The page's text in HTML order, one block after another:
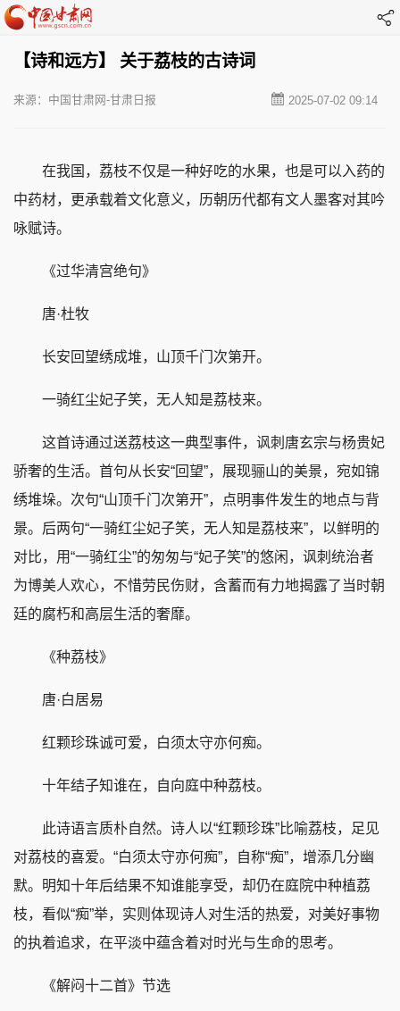
【诗和远方】 关于荔枝的古诗词
2025-07-02 09:14
来源：中国甘肃网-甘肃日报
在我国，荔枝不仅是一种好吃的水果，也是可以入药的
中药材，更承载着文化意义，历朝历代都有文人墨客对其吟
咏赋诗。
《过华清宫绝句》
唐·杜牧
长安回望绣成堆，山顶千门次第开。
一骑红尘妃子笑，无人知是荔枝来。
这首诗通过送荔枝这一典型事件，讽刺唐玄宗与杨贵妃
骄奢的生活。首句从长安“回望”，展现骊山的美景，宛如锦
绣堆垛。次句“山顶千门次第开”，点明事件发生的地点与背
景。后两句“一骑红尘妃子笑，无人知是荔枝来”，以鲜明的
对比，用“一骑红尘”的匆匆与“妃子笑”的悠闲，讽刺统治者
为博美人欢心，不惜劳民伤财，含蓄而有力地揭露了当时朝
廷的腐朽和高层生活的奢靡。
《种荔枝》
唐·白居易
红颗珍珠诚可爱，白须太守亦何痴。
十年结子知谁在，自向庭中种荔枝。
此诗语言质朴自然。诗人以“红颗珍珠”比喻荔枝，足见
对荔枝的喜爱。“白须太守亦何痴”，自称“痴”，增添几分幽
默。明知十年后结果不知谁能享受，却仍在庭院中种植荔
枝，看似“痴”举，实则体现诗人对生活的热爱，对美好事物
的执着追求，在平淡中蕴含着对时光与生命的思考。
《解闷十二首》节选